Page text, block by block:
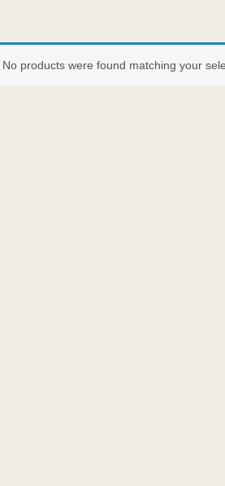
No products were found matching your